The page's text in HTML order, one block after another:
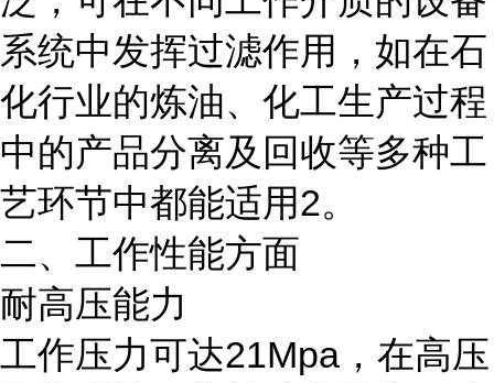
系统中发挥过滤作用，如在石
化行业的炼油、化工生产过程
中的产品分离及回收等多种工
艺环节中都能适用2。
二、工作性能方面
耐高压能力
工作压力可达21Mpa，在高压